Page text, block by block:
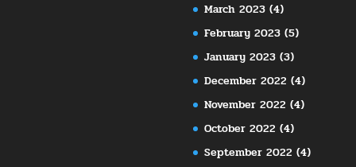
March 2023 (4)
February 2023 (5)
January 2023 (3)
December 2022 (4)
November 2022 (4)
October 2022 (4)
September 2022 (4)